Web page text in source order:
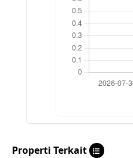
Properti Terkait